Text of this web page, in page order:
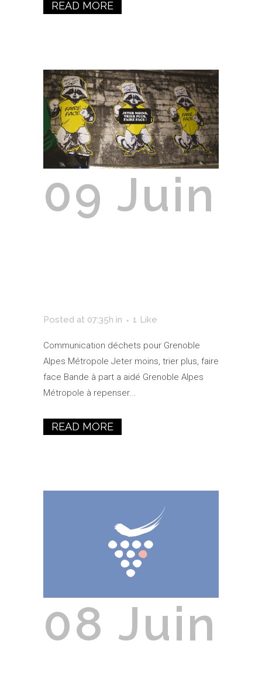
READ MORE
09 Juin
Posted at 07:35h in 1 Like
Communication déchets pour Grenoble
Alpes Métropole Jeter moins, trier plus, faire
face Bande à part a aidé Grenoble Alpes
Métropole à repenser...
READ MORE
08 Juin